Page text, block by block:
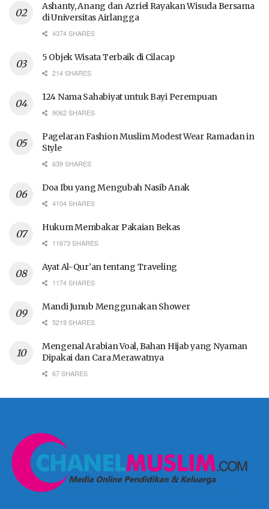
Ashanty, Anang dan Azriel Rayakan Wisuda Bersama
di Universitas Airlangga
4374 SHARES
5 Objek Wisata Terbaik di Cilacap
214 SHARES
124 Nama Sahabiyat untuk Bayi Perempuan
9062 SHARES
Pagelaran Fashion Muslim Modest Wear Ramadan in
Style
639 SHARES
Doa Ibu yang Mengubah Nasib Anak
4104 SHARES
Hukum Membakar Pakaian Bekas
11673 SHARES
Ayat Al-Qur’an tentang Traveling
1174 SHARES
Mandi Junub Menggunakan Shower
5219 SHARES
Mengenal Arabian Voal, Bahan Hijab yang Nyaman
Dipakai dan Cara Merawatnya
67 SHARES